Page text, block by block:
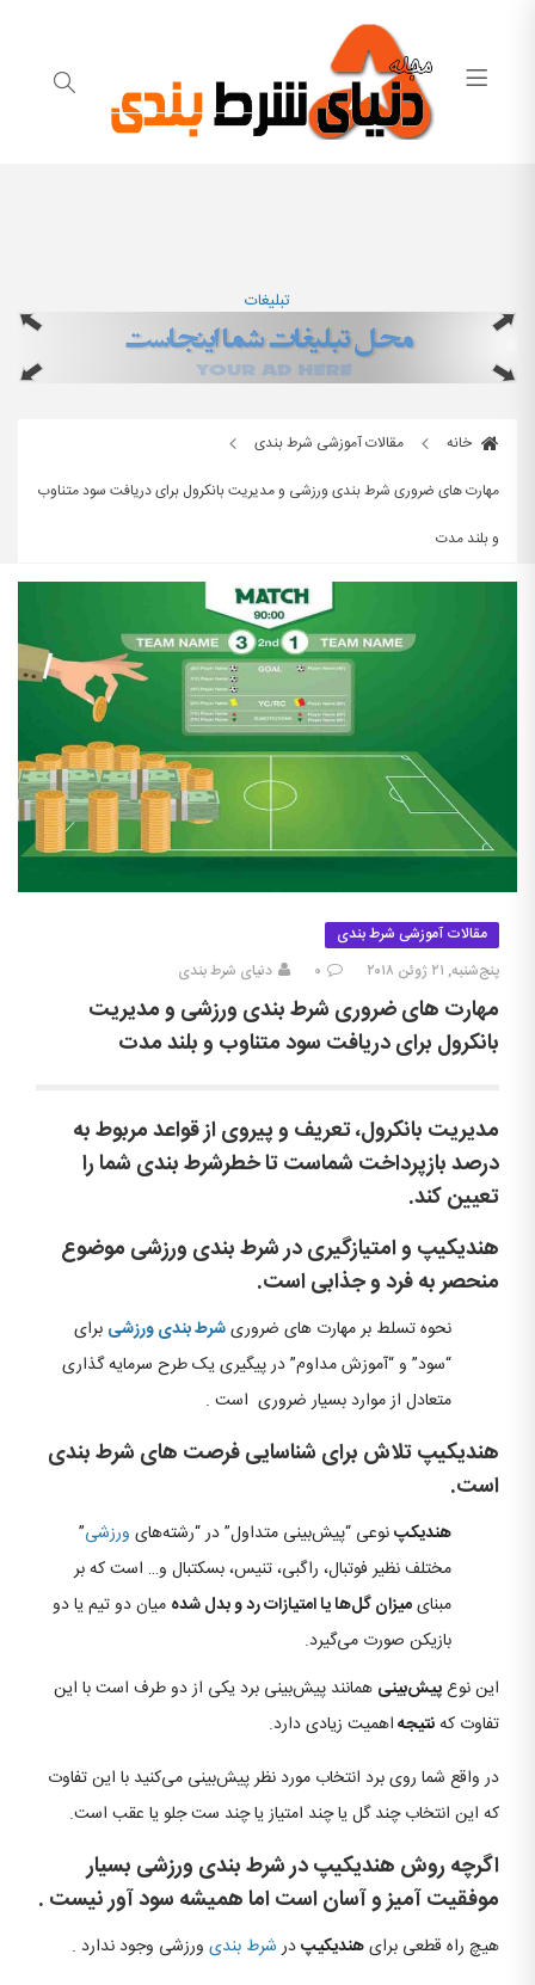
تبلیغات
خانه
مقالات آموزشی شرط بندی
مهارت های ضروری شرط بندی ورزشی و مدیریت بانکرول برای دریافت سود متناوب
و بلند مدت
مقالات آموزشی شرط بندی
پنج‌شنبه, ۲۱ ژوئن ۲۰۱۸
۰ دنیای شرط بندی
مهارت های ضروری شرط بندی ورزشی و مدیریت
بانکرول برای دریافت سود متناوب و بلند مدت
مدیریت بانکرول، تعریف و پیروی از قواعد مربوط به
درصد بازپرداخت شماست تا خطرشرط بندی شما را
تعیین کند.
هندیکیپ و امتیازگیری در شرط بندی ورزشی موضوع
منحصر به فرد و جذابی است.
نحوه تسلط بر مهارت های ضروریشرط بندیورزشی برای
“سود” و “آموزش مداوم” در پیگیری یک طرح سرمایه گذاری
متعادل از موارد بسیار ضروری است .
هندیکیپ تلاش برای شناسایی فرصت های شرط بندی
است.
هندیکپنوعی “پیش‌بینی متداول” در “رشته‌های ورزشی”
مختلف نظیر فوتبال، راگبی، تنیس، بسکتبال و… است که بر
مبنایمیزان گل‌ها یا امتیازات رد و بدل‌ شده میان دو تیم یا دو
بازیکن صورت می‌گیرد.
این نوعپیش‌بینی همانند پیش‌بینی برد یکی از دو طرف است با این
تفاوت کهنتیجهاهمیت زیادی دارد.
در واقع شما روی برد انتخاب مورد نظر پیش‌بینی می‌کنید با این تفاوت
که این انتخاب چند گل یا چند امتیاز یا چند ست جلو یا عقب است.
اگرچه روش هندیکیپ در شرط بندی ورزشی بسیار
موفقیت آمیز و آسان است اما همیشه سود آور نیست .
هیچ راه قطعی برایهندیکیپدرشرط بندی ورزشی وجود ندارد .